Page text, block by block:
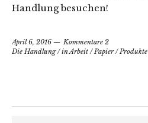
Handlung besuchen!
April 6, 2016
Kommentare 2
Die Handlung/in Arbeit / Papier/ Produkte